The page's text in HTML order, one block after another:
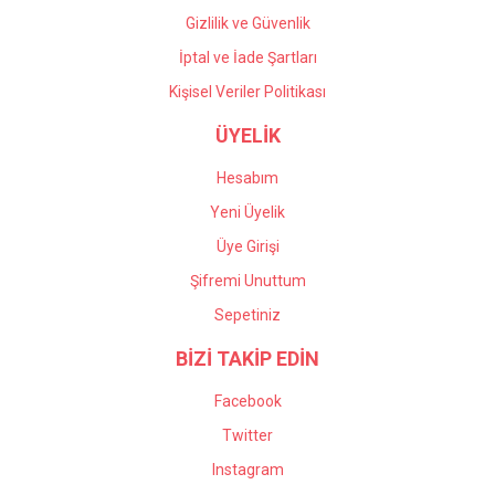
Gizlilik ve Güvenlik
İptal ve İade Şartları
Kişisel Veriler Politikası
ÜYELİK
Hesabım
Yeni Üyelik
Üye Girişi
Şifremi Unuttum
Sepetiniz
BİZİ TAKİP EDİN
Facebook
Twitter
Instagram